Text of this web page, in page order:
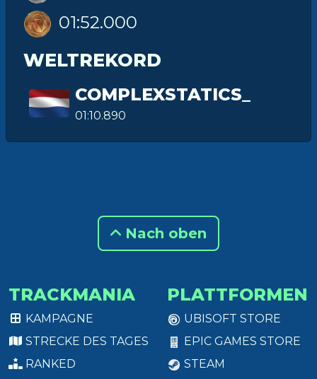
01:52.000
WELTREKORD
COMPLEXSTATICS_
01:10.890
Nach oben
TRACKMANIA
KAMPAGNE
STRECKE DES TAGES
RANKED
PLATTFORMEN
UBISOFT STORE
EPIC GAMES STORE
STEAM